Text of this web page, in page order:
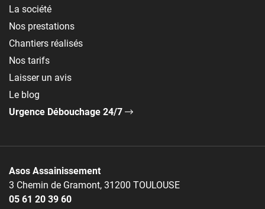
La société
Nos prestations
Chantiers réalisés
Nos tarifs
Laisser un avis
Le blog
Urgence Débouchage 24/7
Asos Assainissement
3 Chemin de Gramont, 31200 TOULOUSE
05 61 20 39 60